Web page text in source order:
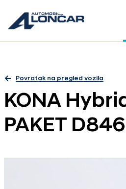
Povratak na pregled vozila
KONA
PAKET D846